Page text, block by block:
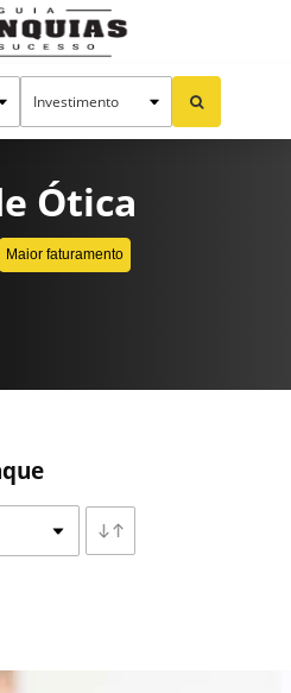
Ótica
Maior faturamento